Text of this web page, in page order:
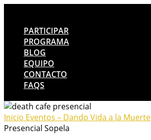
PARTICIPAR
PROGRAMA
BLOG
EQUIPO
CONTACTO
FAQS
Inicio Eventos – Dando Vida a la Muerte
Presencial Sopela